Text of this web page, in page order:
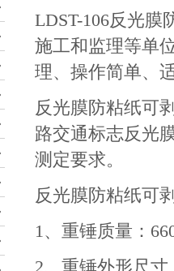
LDST-106反光膜
施工和监理等单
理、操作简单、
反光膜防粘纸可
路交通标志反光
测定要求。
反光膜防粘纸可
1、重锤质量：
2、重锤外形尺寸